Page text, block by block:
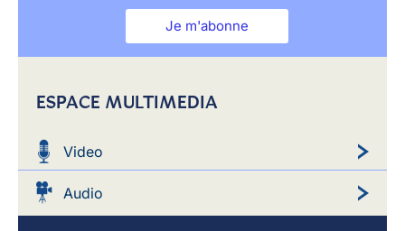
Je m'abonne
ESPACE MULTIMEDIA
Video
Audio